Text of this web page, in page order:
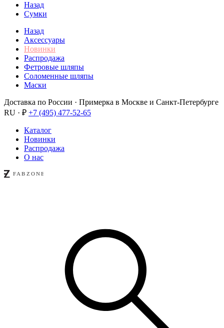
Назад
Сумки
Назад
Аксессуары
Новинки
Распродажа
Фетровые шляпы
Соломенные шляпы
Маски
Доставка по России · Примерка в Москве и Санкт-Петербурге
RU · ₽ +7 (495) 477-52-65
Каталог
Новинки
Распродажа
О нас